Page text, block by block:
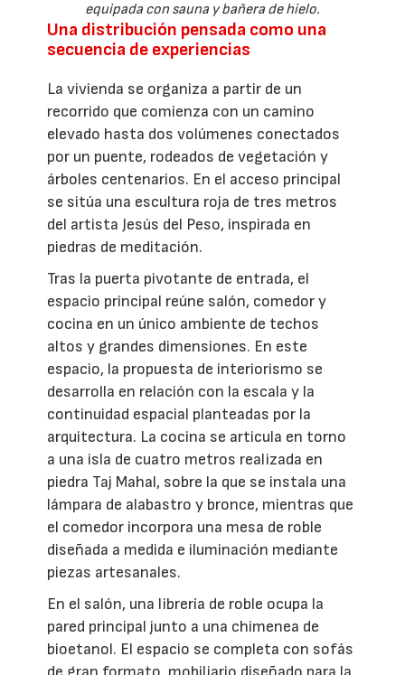
equipada con sauna y bañera de hielo.
Una distribución pensada como una
secuencia de experiencias
La vivienda se organiza a partir de un
recorrido que comienza con un camino
elevado hasta dos volúmenes conectados
por un puente, rodeados de vegetación y
árboles centenarios. En el acceso principal
se sitúa una escultura roja de tres metros
del artista Jesús del Peso, inspirada en
piedras de meditación.
Tras la puerta pivotante de entrada, el
espacio principal reúne salón, comedor y
cocina en un único ambiente de techos
altos y grandes dimensiones. En este
espacio, la propuesta de interiorismo se
desarrolla en relación con la escala y la
continuidad espacial planteadas por la
arquitectura. La cocina se articula en torno
a una isla de cuatro metros realizada en
piedra Taj Mahal, sobre la que se instala una
lámpara de alabastro y bronce, mientras que
el comedor incorpora una mesa de roble
diseñada a medida e iluminación mediante
piezas artesanales.
En el salón, una librería de roble ocupa la
pared principal junto a una chimenea de
bioetanol. El espacio se completa con sofás